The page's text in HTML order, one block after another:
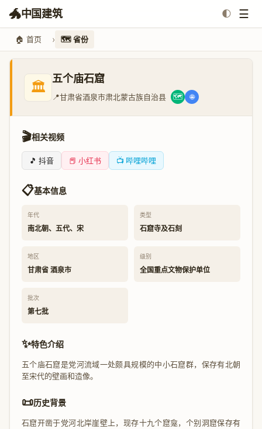
🐲中国建筑 🌓 ☰
🏠 首页 🗺️ 省份
🏛️ 五个庙石窟
📍甘肃省酒泉市肃北蒙古族自治县 🗺️ 🌐
🎬相关视频
🎵 抖音 📕 小红书 📺 哔哩哔哩
📋基本信息
年代
南北朝、五代、宋
类型
石窟寺及石刻
地区
甘肃省 酒泉市
级别
全国重点文物保护单位
批次
第七批
✨特色介绍
五个庙石窟是党河流域一处颇具规模的中小石窟群，保存有北朝
至宋代的壁画和造像。
📜历史背景
石窟开凿于党河北岸崖壁上，现存十九个窟龛，个别洞窟保存有